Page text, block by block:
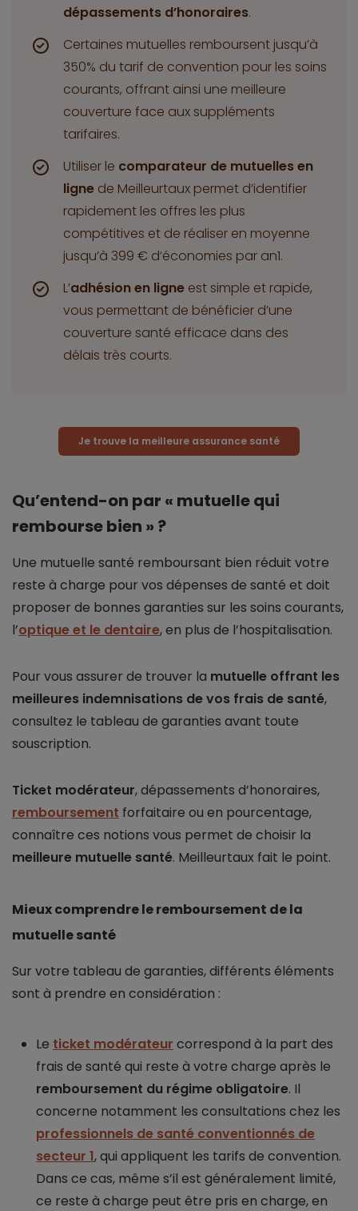
dépassements d’honoraires.
Certaines mutuelles remboursent jusqu’à
350% du tarif de convention pour les soins
courants, offrant ainsi une meilleure
couverture face aux suppléments
tarifaires.
Utiliser le comparateur de mutuelles en
ligne de Meilleurtaux permet d’identifier
rapidement les offres les plus
compétitives et de réaliser en moyenne
jusqu’à 399 € d’économies par an1.
L’adhésion en ligne est simple et rapide,
vous permettant de bénéficier d’une
couverture santé efficace dans des
délais très courts.
Je trouve la meilleure assurance santé
Qu’entend-on par « mutuelle qui
rembourse bien » ?
Une mutuelle santé remboursant bien réduit votre
reste à charge pour vos dépenses de santé et doit
proposer de bonnes garanties sur les soins courants,
l’optique et le dentaire, en plus de l’hospitalisation.
Pour vous assurer de trouver la mutuelle offrant les
meilleures indemnisations de vos frais de santé,
consultez le tableau de garanties avant toute
souscription.
Ticket modérateur, dépassements d’honoraires,
remboursement forfaitaire ou en pourcentage,
connaître ces notions vous permet de choisir la
meilleure mutuelle santé. Meilleurtaux fait le point.
Mieux comprendre le remboursement de la
mutuelle santé
Sur votre tableau de garanties, différents éléments
sont à prendre en considération :
Le ticket modérateur correspond à la part des
frais de santé qui reste à votre charge après le
remboursement du régime obligatoire. Il
concerne notamment les consultations chez les
professionnels de santé conventionnés de
secteur 1, qui appliquent les tarifs de convention.
Dans ce cas, même s’il est généralement limité,
ce reste à charge peut être pris en charge, en